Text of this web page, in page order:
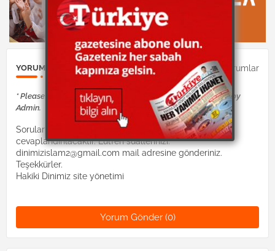
YORUM GÖNDER 0Yorumlar
* Please Don't Spam Here. All the Comments are Reviewed by
Admin.
Sorularınız Dinimiz İslam hocaları tarafından
cevaplandırılacaktır. Lütfen suallerinizi:
dinimizislam2@gmail.com mail adresine gönderiniz.
Teşekkürler.
Hakiki Dinimiz site yönetimi
Yorum Gönder (0)